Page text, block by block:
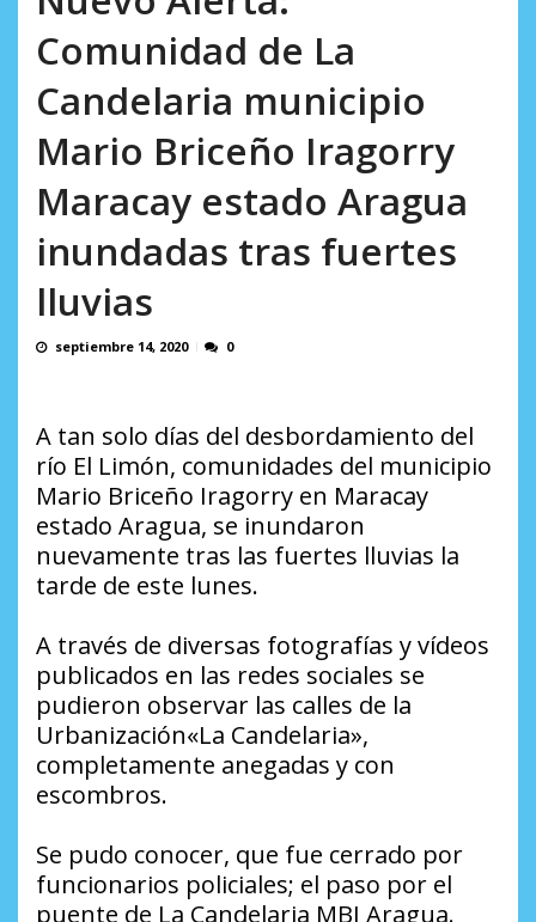
Comunidad de La
Candelaria municipio
Mario Briceño Iragorry
Maracay estado Aragua
inundadas tras fuertes
lluvias
septiembre 14, 2020 0
A tan solo días del desbordamiento del
río El Limón, comunidades del municipio
Mario Briceño Iragorry en Maracay
estado Aragua, se inundaron
nuevamente tras las fuertes lluvias la
tarde de este lunes.
A través de diversas fotografías y vídeos
publicados en las redes sociales se
pudieron observar las calles de la
Urbanización«La Candelaria»,
completamente anegadas y con
escombros.
Se pudo conocer, que fue cerrado por
funcionarios policiales; el paso por el
puente de La Candelaria MBI Aragua.